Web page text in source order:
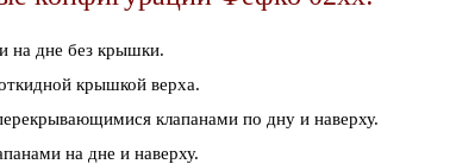
на дне без крышки.
крышкой верха.
клапанами по дну и наверху.
на дне и наверху.